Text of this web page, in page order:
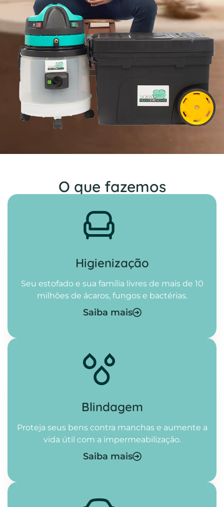
O que fazemos
Higienização​
Seu estofado e sua família livres de mais de 10
milhões de ácaros, fungos e bactérias.
Saiba mais
Blindagem
Proteja seus bens contra manchas e aumente a
vida útil com a impermeabilização.
Saiba mais